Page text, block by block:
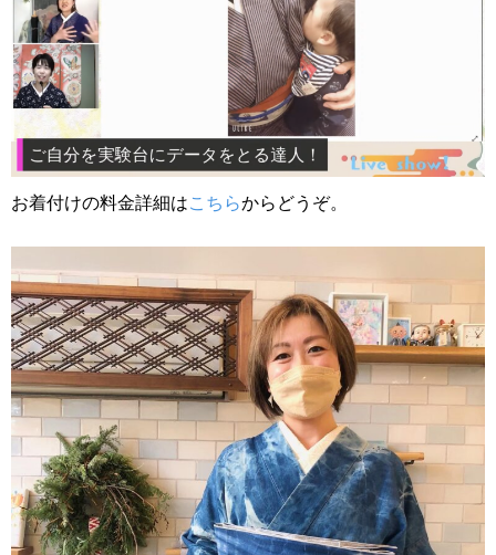
お着付けの料金詳細はこちらからどうぞ。